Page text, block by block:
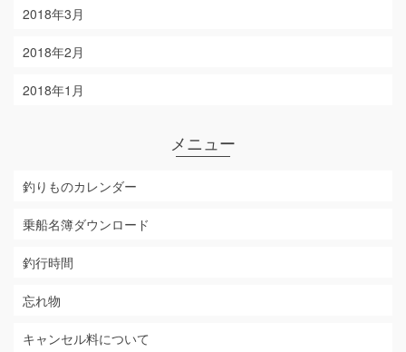
2018年3月
2018年2月
2018年1月
メニュー
釣りものカレンダー
乗船名簿ダウンロード
釣行時間
忘れ物
キャンセル料について